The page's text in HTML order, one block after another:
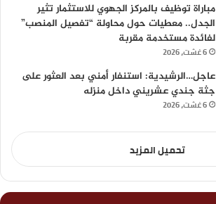
مباراة توظيف بالمركز الجهوي للاستثمار تثير
الجدل.. معطيات حول محاولة “تفصيل المنصب”
لفائدة مستخدمة مقربة
6 غشت، 2026
عاجل…الرشيدية: استنفار أمني بعد العثور على
جثة جندي عشريني داخل منزله
6 غشت، 2026
تحميل المزيد